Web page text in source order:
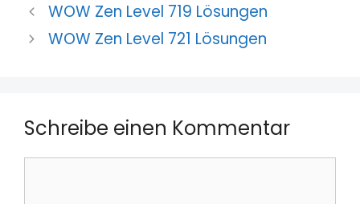
WOW Zen Level 719 Lösungen
WOW Zen Level 721 Lösungen
Schreibe einen Kommentar